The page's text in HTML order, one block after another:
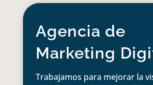
Agencia de
Marketing
Trabajamos para mejorar la